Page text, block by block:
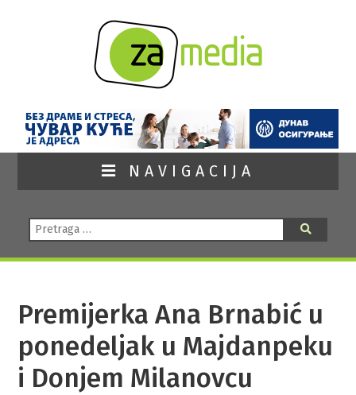
NAVIGACIJA
Pretraga:
Premijerka Ana Brnabić u
ponedeljak u Majdanpeku
i Donjem Milanovcu